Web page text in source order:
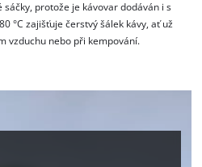
is not permitted to load due
that are not disclosed to the
website owner needs to setup
Management Platform
protože je kávovar dodáván i s
°C zajišťuje čerstvý šálek kávy, ať už
vzduchu nebo při kempování.